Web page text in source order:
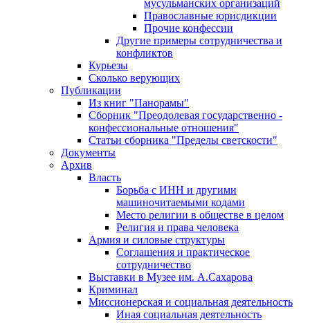
мусульманских организаций
Православные юрисдикции
Прочие конфессии
Другие примеры сотрудничества и
конфликтов
Курьезы
Сколько верующих
Публикации
Из книг "Панорамы"
Сборник "Преодолевая государственно -
конфессиональные отношения"
Статьи сборника "Пределы светскости"
Документы
Архив
Власть
Борьба с ИНН и другими
машиночитаемыми кодами
Место религии в обществе в целом
Религия и права человека
Армия и силовые структуры
Соглашения и практическое
сотрудничество
Выставки в Музее им. А.Сахарова
Криминал
Миссионерская и социальная деятельность
Иная социальная деятельность